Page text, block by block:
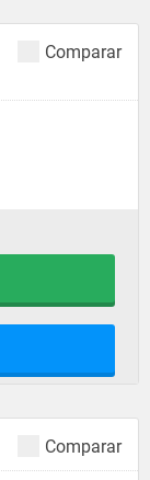
Comparar
Comparar